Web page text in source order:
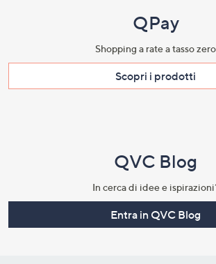
QPay
Shopping a rate a tasso zero​
Scopri i prodotti​
QVC Blog
In cerca di idee e
Entra in QVC Blog